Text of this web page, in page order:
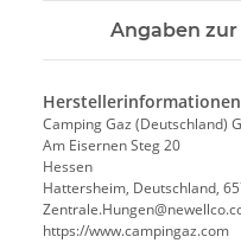
Angaben
Camping Gaz (Deutschland)
Am Eisernen Steg 20
Hessen
Hattersheim, Deutschland,
https://www.campingaz.com